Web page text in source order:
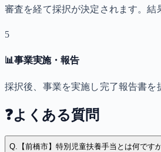
審査を経て採択が決定されます。結
5
📊事業実施・報告
採択後、事業を実施し完了報告書を
❓よくある質問
Q. 【前橋市】特別児童扶養手当とは何です